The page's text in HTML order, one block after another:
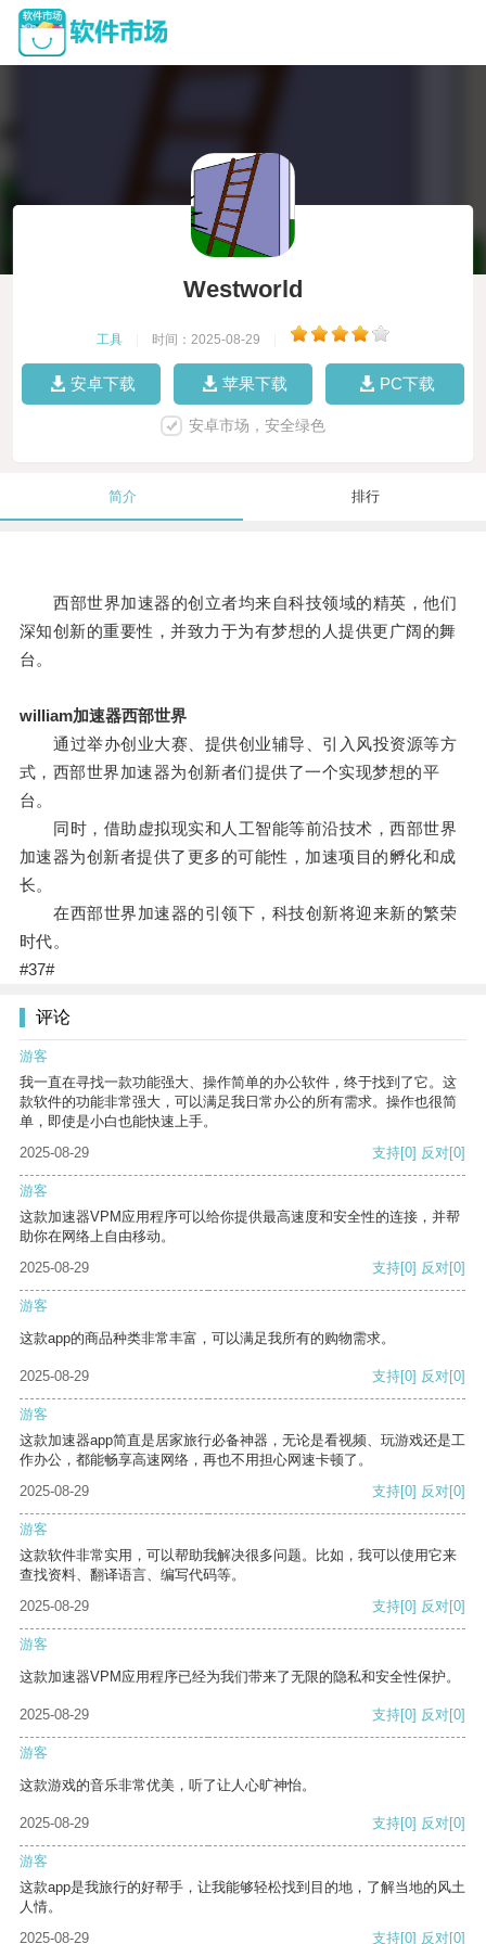
Westworld
工具 时间：2025-08-29
安卓下载 苹果下载 PC下载
安卓市场，安全绿色
简介 排行
西部世界加速器的创立者均来自科技领域的精英，他们
深知创新的重要性，并致力于为有梦想的人提供更广阔的舞
台。
william加速器西部世界
通过举办创业大赛、提供创业辅导、引入风投资源等方
式，西部世界加速器为创新者们提供了一个实现梦想的平
台。
同时，借助虚拟现实和人工智能等前沿技术，西部世界
加速器为创新者提供了更多的可能性，加速项目的孵化和成
长。
在西部世界加速器的引领下，科技创新将迎来新的繁荣
时代。
#37#
评论
游客
我一直在寻找一款功能强大、操作简单的办公软件，终于找到了它。这
款软件的功能非常强大，可以满足我日常办公的所有需求。操作也很简
单，即使是小白也能快速上手。
2025-08-29
支持[0] 反对[0]
游客
这款加速器VPM应用程序可以给你提供最高速度和安全性的连接，并帮
助你在网络上自由移动。
2025-08-29
支持[0] 反对[0]
游客
这款app的商品种类非常丰富，可以满足我所有的购物需求。
2025-08-29 支持[0] 反对[0]
游客
这款加速器app简直是居家旅行必备神器，无论是看视频、玩游戏还是工
作办公，都能畅享高速网络，再也不用担心网速卡顿了。
2025-08-29
支持[0] 反对[0]
游客
这款软件非常实用，可以帮助我解决很多问题。比如，我可以使用它来
查找资料、翻译语言、编写代码等。
2025-08-29
支持[0] 反对[0]
游客
这款加速器VPM应用程序已经为我们带来了无限的隐私和安全性保护。
2025-08-29 支持[0] 反对[0]
游客
这款游戏的音乐非常优美，听了让人心旷神怡。
2025-08-29 支持[0] 反对[0]
游客
这款app是我旅行的好帮手，让我能够轻松找到目的地，了解当地的风土
人情。
2025-08-29
支持[0] 反对[0]